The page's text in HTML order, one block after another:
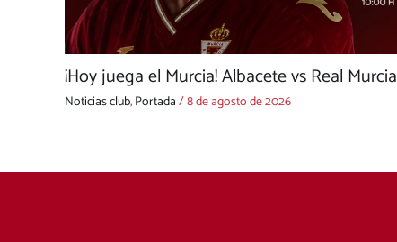
¡Hoy juega el Murcia! Albacete vs Real Murcia
Noticias club,Portada/8 de agosto de 2026